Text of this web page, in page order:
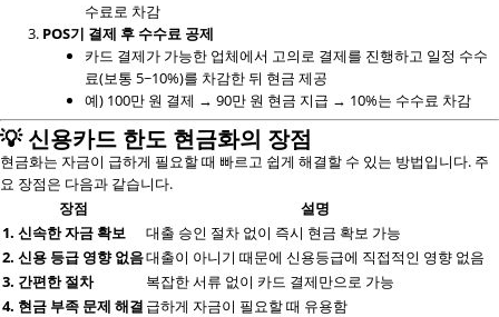
수료로 차감
POS기 결제 후 수수료 공제
카드 결제가 가능한 업체에서 고의로 결제를 진행하고 일정 수수
료(보통 5~10%)를 차감한 뒤 현금 제공
예) 100만 원 결제 → 90만 원 현금 지급 → 10%는 수수료 차감
💡신용카드 한도 현금화의 장점
현금화는 자금이 급하게 필요할 때 빠르고 쉽게 해결할 수 있는 방법입니다. 주
요 장점은 다음과 같습니다.
장점
설명
1. 신속한 자금 확보
대출 승인 절차 없이 즉시 현금 확보 가능
2. 신용 등급 영향 없음대출이 아니기 때문에 신용등급에 직접적인 영향 없음
3. 간편한 절차
복잡한 서류 없이 카드 결제만으로 가능
4. 현금 부족 문제 해결 급하게 자금이 필요할 때 유용함